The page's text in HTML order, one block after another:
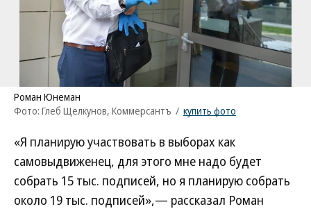
Роман Юнеман
Фото: Глеб Щелкунов, Коммерсантъ / купить фото
«Я планирую участвовать в выборах как
самовыдвиженец, для этого мне надо будет
собрать 15 тыс. подписей, но я планирую собрать
около 19 тыс. подписей»,— рассказал Роман